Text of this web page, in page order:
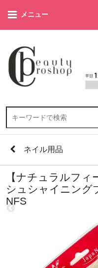
メニュー
ネイル用品
【ナチュラルフ
シュシャイニング
NFS